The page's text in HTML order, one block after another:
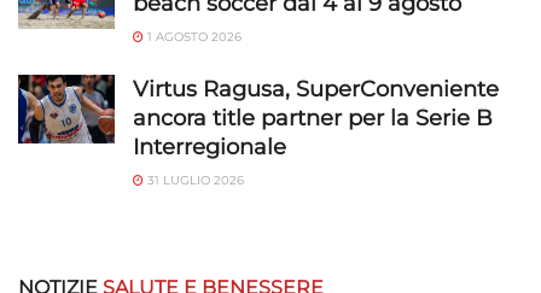
1 AGOSTO 2026
Virtus Ragusa, SuperConveniente
ancora title partner per la Serie B
Interregionale
31 LUGLIO 2026
NOTIZIE SALUTE E BENESSERE